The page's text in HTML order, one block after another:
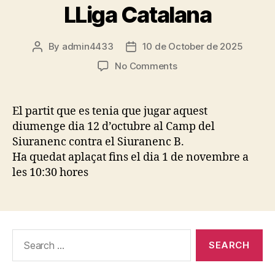
LLiga Catalana
Post
By admin4433
Post
date
10 de October de 2025
No Commentson
El partit que es tenia que jugar aquest
diumenge dia 12 d’octubre al Camp del
Siuranenc contra el Siuranenc B.
Ha quedat aplaçat fins el dia 1 de novembre a
les 10:30 hores